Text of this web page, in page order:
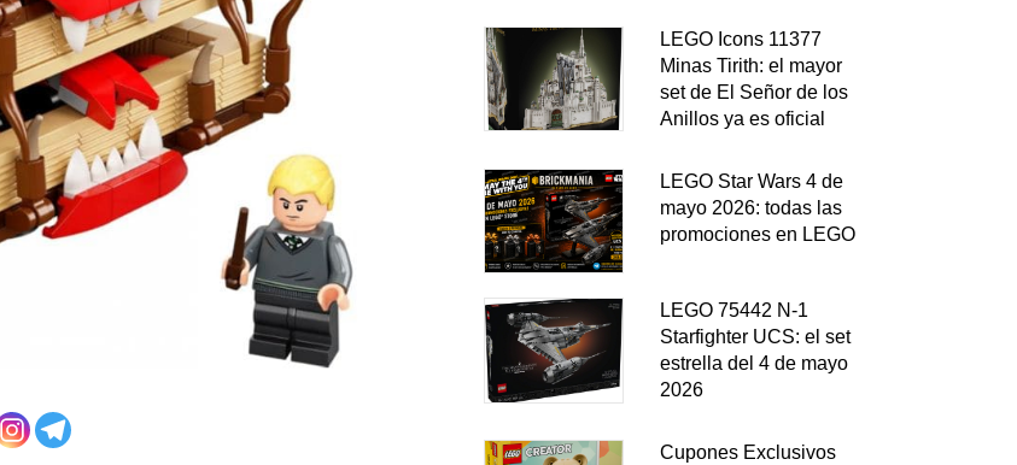
LEGO Icons 11377
Minas Tirith: el mayor
set de El Señor de los
Anillos ya es oficial
LEGO Star Wars 4 de
mayo 2026: todas las
promociones en LEGO
LEGO 75442 N-1
Starfighter UCS: el set
estrella del 4 de mayo
2026
Cupones Exclusivos